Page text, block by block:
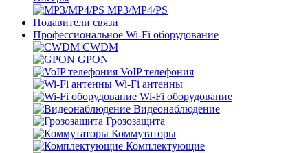
MP3/MP4/PS
Подавители связи
Профессиональное Wi-Fi оборудование
CWDM
GPON
VoIP телефония
Wi-Fi антенны
Wi-Fi оборудование
Видеонаблюдение
Грозозащита
Коммутаторы
Комплектующие